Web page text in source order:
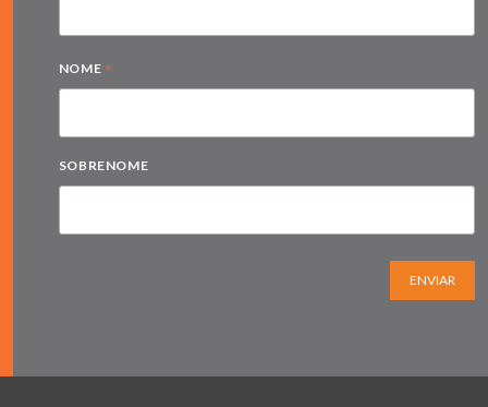
NOME *
SOBRENOME
ENVIAR